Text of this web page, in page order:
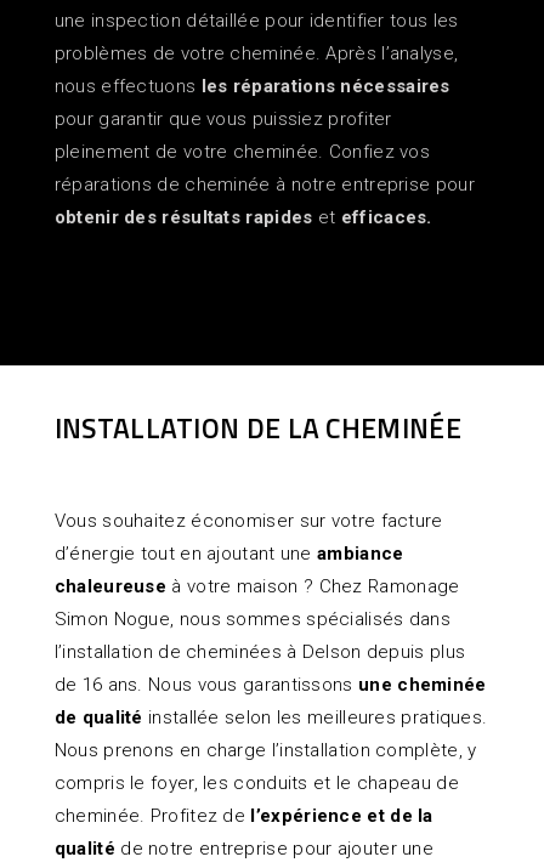
une inspection détaillée pour identifier tous les
problèmes de votre cheminée. Après l’analyse,
nous effectuons les réparations nécessaires
pour garantir que vous puissiez profiter
pleinement de votre cheminée. Confiez vos
réparations de cheminée à notre entreprise pour
obtenir des résultats rapides et efficaces.
INSTALLATION DE LA CHEMINÉE
Vous souhaitez économiser sur votre facture
d’énergie tout en ajoutant uneambiance
chaleureuse à votre maison ? Chez Ramonage
Simon Nogue, nous sommes spécialisés dans
l’installation de cheminées à Delson depuis plus
de 16 ans. Nous vous garantissons une cheminée
de qualité installée selon les meilleures pratiques.
Nous prenons en charge l’installation complète, y
compris le foyer, les conduits et le chapeau de
cheminée. Profitez de l’expérience et de la
qualité de notre entreprise pour ajouter une